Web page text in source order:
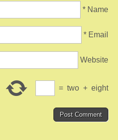
Name
*
Email
*
Website
eight
+
two
=